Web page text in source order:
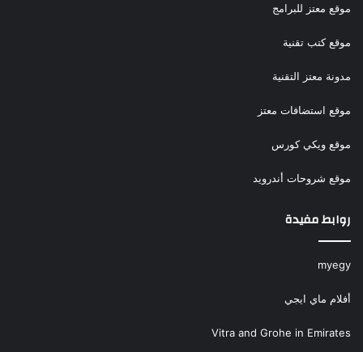
موقع معتز للبرامج
موقع كتب تقنية
مدونة معتز التقنية
موقع استضافات معتز
موقع ويكي كورس
موقع شروحات أندرويد
روابط مفيدة
myegy
أفلام ماي ايجي
Vitra and Grohe in Emirates